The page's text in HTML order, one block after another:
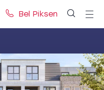
Bel Piksen